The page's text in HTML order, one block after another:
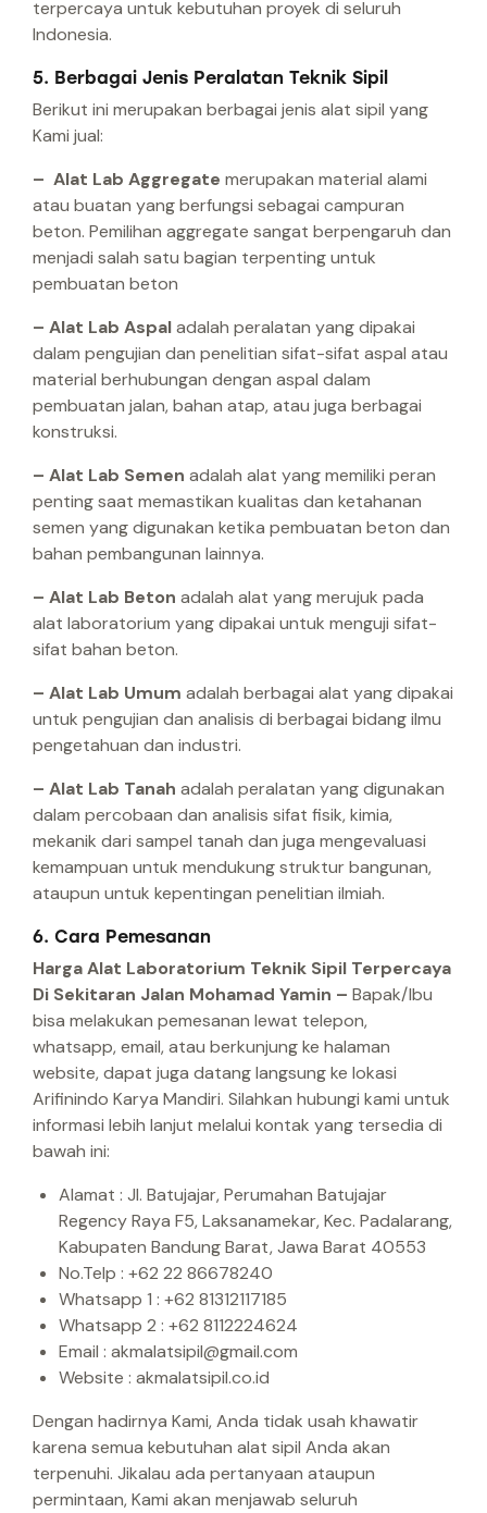
terpercaya untuk kebutuhan proyek di seluruh
Indonesia.
5. Berbagai Jenis Peralatan Teknik Sipil
Berikut ini merupakan berbagai jenis alat sipil yang
Kami jual:
– Alat Lab Aggregate merupakan material alami
atau buatan yang berfungsi sebagai campuran
beton. Pemilihan aggregate sangat berpengaruh dan
menjadi salah satu bagian terpenting untuk
pembuatan beton
– Alat Lab Aspaladalah peralatan yang dipakai
dalam pengujian dan penelitian sifat-sifat aspal atau
material berhubungan dengan aspal dalam
pembuatan jalan, bahan atap, atau juga berbagai
konstruksi.
– Alat Lab Semen adalah alat yang memiliki peran
penting saat memastikan kualitas dan ketahanan
semen yang digunakan ketika pembuatan beton dan
bahan pembangunan lainnya.
– Alat Lab Beton adalah alat yang merujuk pada
alat laboratorium yang dipakai untuk menguji sifat-
sifat bahan beton.
– Alat Lab Umum adalah berbagai alat yang dipakai
untuk pengujian dan analisis di berbagai bidang ilmu
pengetahuan dan industri.
– Alat Lab Tanah adalah peralatan yang digunakan
dalam percobaan dan analisis sifat fisik, kimia,
mekanik dari sampel tanah dan juga mengevaluasi
kemampuan untuk mendukung struktur bangunan,
ataupun untuk kepentingan penelitian ilmiah.
6. Cara Pemesanan
Harga Alat Laboratorium Teknik Sipil Terpercaya
Di Sekitaran Jalan Mohamad Yamin – Bapak/Ibu
bisa melakukan pemesanan lewat telepon,
whatsapp, email, atau berkunjung ke halaman
website, dapat juga datang langsung ke lokasi
Arifinindo Karya Mandiri. Silahkan hubungi kami untuk
informasi lebih lanjut melalui kontak yang tersedia di
bawah ini:
Alamat : Jl. Batujajar, Perumahan Batujajar
Regency Raya F5, Laksanamekar, Kec. Padalarang,
Kabupaten Bandung Barat, Jawa Barat 40553
No.Telp : +62 22 86678240
Whatsapp 1 : +62 81312117185
Whatsapp 2 : +62 8112224624
Email : akmalatsipil@gmail.com
Website : akmalatsipil.co.id
Dengan hadirnya Kami, Anda tidak usah khawatir
karena semua kebutuhan alat sipil Anda akan
terpenuhi. Jikalau ada pertanyaan ataupun
permintaan, Kami akan menjawab seluruh